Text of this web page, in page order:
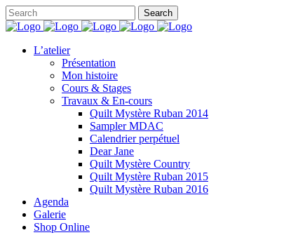
L’atelier
Présentation
Mon histoire
Cours & Stages
Travaux & En-cours
Quilt Mystère Ruban 2014
Sampler MDAC
Calendrier perpétuel
Dear Jane
Quilt Mystère Country
Quilt Mystère Ruban 2015
Quilt Mystère Ruban 2016
Agenda
Galerie
Shop Online